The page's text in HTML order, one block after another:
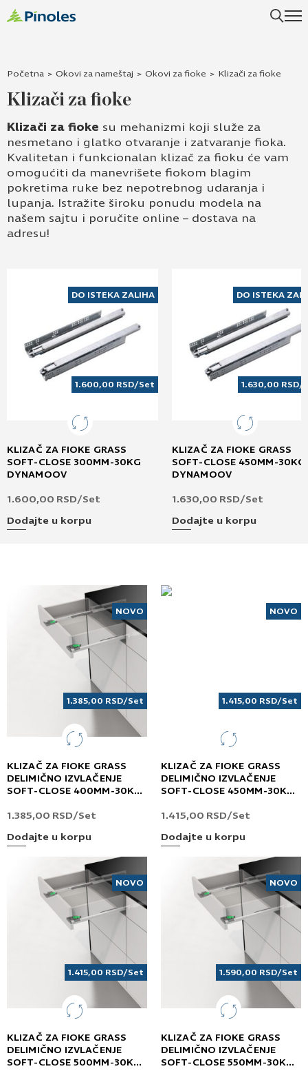
Početna > Okovi za nameštaj > Okovi za fioke > Klizači za fioke
Klizači za fioke
Klizači za fioke su mehanizmi koji služe za
nesmetano i glatko otvaranje i zatvaranje fioka.
Kvalitetan i funkcionalan klizač za fioku će vam
omogućiti da manevrišete fiokom blagim
pokretima ruke bez nepotrebnog udaranja i
lupanja. Istražite široku ponudu modela na
našem sajtu i poručite online – dostava na
adresu!
DO ISTEKA ZALIHA
1.600,00 RSD/Set
KLIZAČ ZA FIOKE GRASS
SOFT-CLOSE 300MM-30KG
DYNAMOOV
1.600,00 RSD/Set
Dodajte u korpu
DO ISTEKA
1.630,00 RSD/
KLIZAČ ZA FIOKE GRASS
SOFT-CLOSE 450MM-30KG
DYNAMOOV
1.630,00 RSD/Set
Dodajte u korpu
NOVO
1.385,00 RSD/Set
KLIZAČ ZA FIOKE GRASS
DELIMIČNO IZVLAČENJE
SOFT-CLOSE 400MM-30KG
1.385,00 RSD/Set
Dodajte u korpu
NOVO
1.415,00 RSD/Set
KLIZAČ ZA FIOKE GRASS
DELIMIČNO IZVLAČENJE
SOFT-CLOSE 450MM-30KG
1.415,00 RSD/Set
Dodajte u korpu
NOVO
1.415,00 RSD/Set
KLIZAČ ZA FIOKE GRASS
DELIMIČNO IZVLAČENJE
SOFT-CLOSE 500MM-30KG
NOVO
1.590,00 RSD/Set
KLIZAČ ZA FIOKE GRASS
DELIMIČNO IZVLAČENJE
SOFT-CLOSE 550MM-30KG